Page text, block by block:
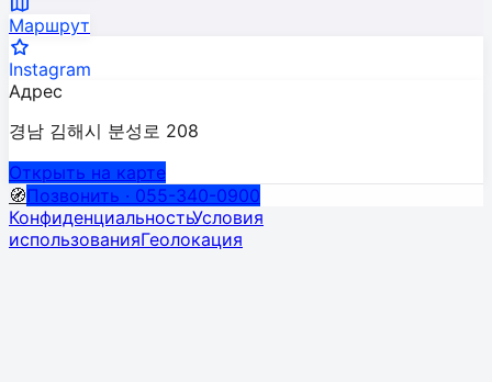
Маршрут
Instagram
Адрес
경남 김해시 분성로 208
Открыть на карте
🧭Позвонить · 055-340-0900
КонфиденциальностьУсловия
использованияГеолокация